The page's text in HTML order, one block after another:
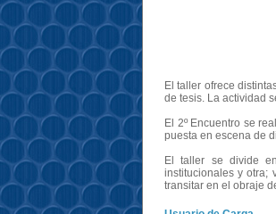
El taller ofrece
de tesis. La actividad
El 2º Encuentro se
puesta en escena de
El taller se divide
institucionales y otra;
transitar en el obraje